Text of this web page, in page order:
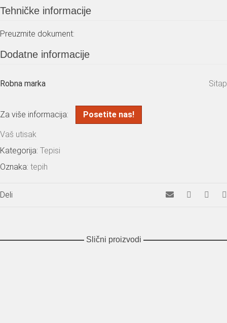
Tehničke informacije
Preuzmite dokument:
Dodatne informacije
Robna marka Sitap
Za više informacija: Posetite nas!
Vaš utisak
Kategorija: Tepisi
Oznaka: tepih
Deli
Slični proizvodi